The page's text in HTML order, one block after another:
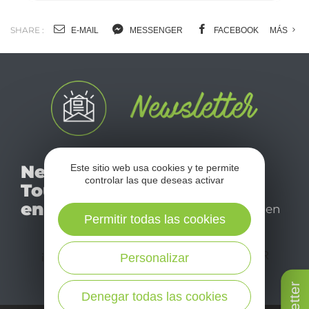
SHARE : E-MAIL MESSENGER FACEBOOK MÁS
Newsletter
Tourismo
en Aveyron
mensual newsletter y
disfrutar de su estancia en
el Aveyron.
¡SUSCRÍBASE A NUESTRO NEWSLETTER
AQUÍ!
Este sitio web usa cookies y te permite
controlar las que deseas activar
Denegar todas las cookies
Personalizar
Permitir todas las cookies